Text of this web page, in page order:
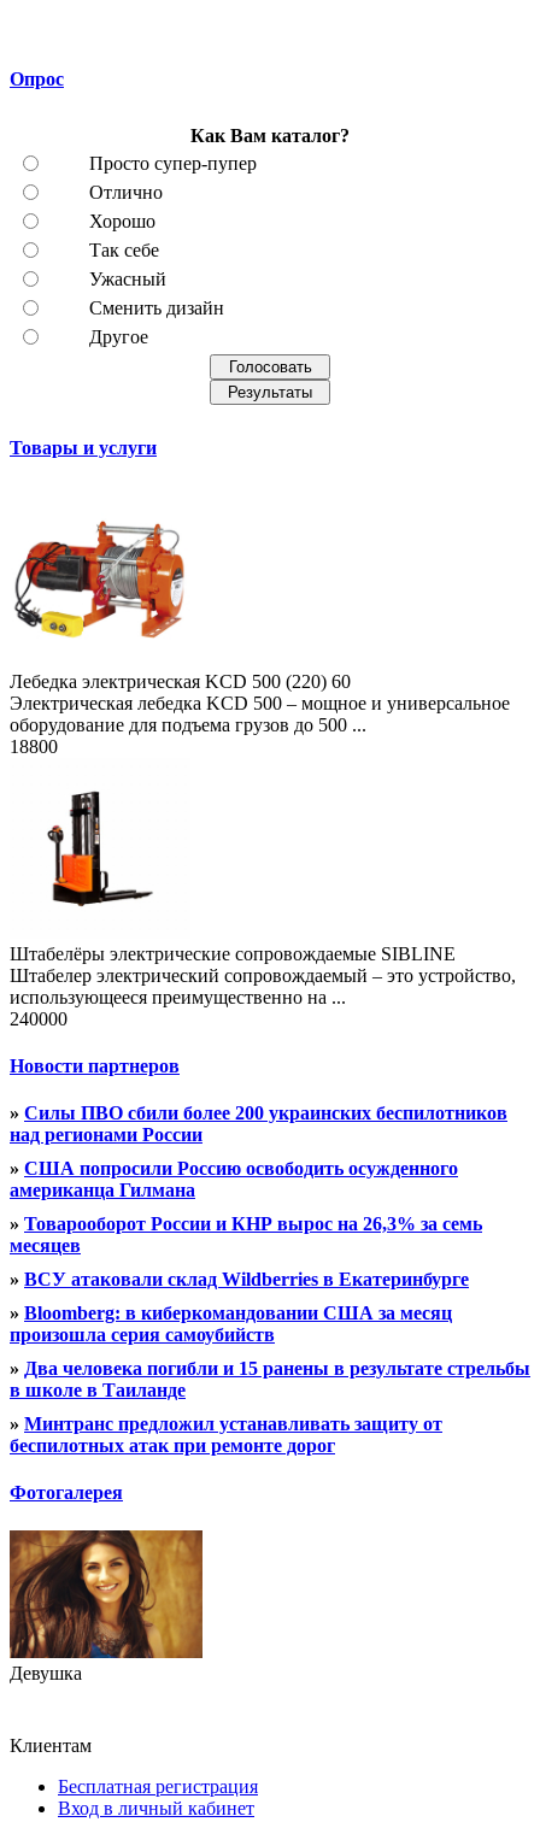
Опрос
Как Вам каталог?
Просто супер-пупер
Отлично
Хорошо
Так себе
Ужасный
Сменить дизайн
Другое
Товары и услуги
Лебедка электрическая KCD 500 (220) 60
Электрическая лебедка KCD 500 – мощное и универсальное
оборудование для подъема грузов до 500 ...
18800
Штабелёры электрические сопровождаемые SIBLINE
Штабелер электрический сопровождаемый – это устройство,
использующееся преимущественно на ...
240000
Новости партнеров
» Силы ПВО сбили более 200 украинских беспилотников
над регионами России
» США попросили Россию освободить осужденного
американца Гилмана
» Товарооборот России и КНР вырос на 26,3% за семь
месяцев
» ВСУ атаковали склад Wildberries в Екатеринбурге
» Bloomberg: в киберкомандовании США за месяц
произошла серия самоубийств
» Два человека погибли и 15 ранены в результате стрельбы
в школе в Таиланде
» Минтранс предложил устанавливать защиту от
беспилотных атак при ремонте дорог
Фотогалерея
Девушка
Клиентам
Бесплатная регистрация
Вход в личный кабинет